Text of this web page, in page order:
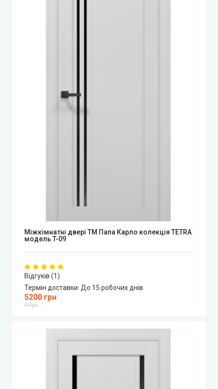
Міжкімнатні двері ТМ Папа Карло колекція TETRA
модель T-09
Відгуків (1)
Термін доставки: До 15 робочих днів
5200 грн
0 грн